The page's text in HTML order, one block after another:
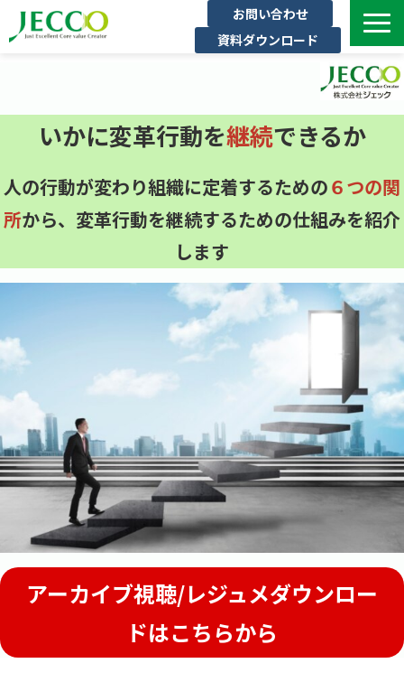
お問い合わせ
資料ダウンロード
インタビュー
公開コース一覧
コラム
よくある質問
いかに変革行動を継続できるか
人の行動が変わり組織に定着するための６つの関
所から、変革行動を継続するための仕組みを紹介
します
アーカイブ視聴/レジュメダウンロー
ドはこちらから